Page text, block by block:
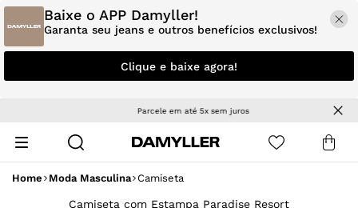
Baixe o APP Damyller!
Garanta seu jeans e outros benefícios exclusivos!
Clique e baixe agora!
Parcele em até 5x sem juros
Home Moda Masculina Camiseta
Camiseta com Estampa Paradise Resort